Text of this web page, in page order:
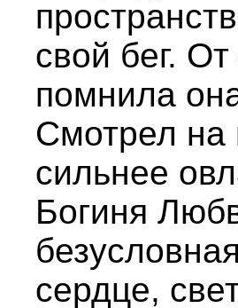
свой бег.
помнила
Смотрел на
сильнее
Богиня
сердце,